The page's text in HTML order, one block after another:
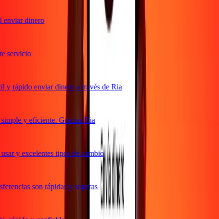
dinero
rápido enviar dinero a través de Ria
y eficiente. Gracias Ria
y excelentes tipos de cambio
son rápidas y seguras